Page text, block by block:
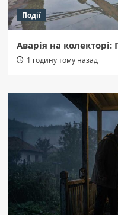
Події
Аварія на колекторі:
1 годину тому назад